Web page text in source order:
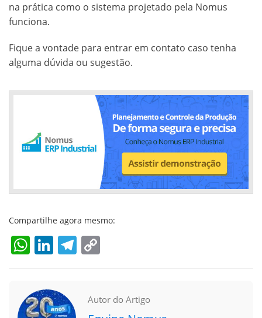
na prática como o sistema projetado pela Nomus
funciona.
Fique a vontade para entrar em contato caso tenha
alguma dúvida ou sugestão.
Compartilhe agora mesmo:
WhatsApp
LinkedIn
Telegram
Autor do Artigo